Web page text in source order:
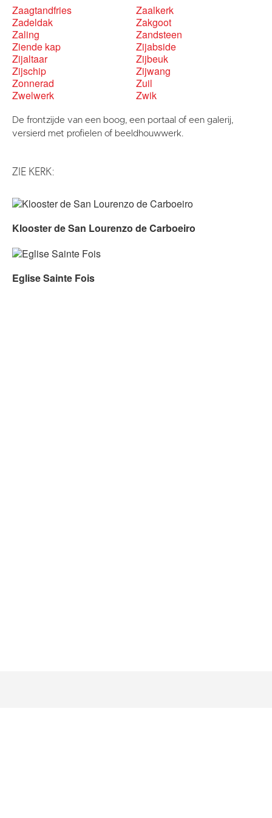
Zaagtandfries
Zaalkerk
Zadeldak
Zakgoot
Zaling
Zandsteen
Ziende kap
Zijabside
Zijaltaar
Zijbeuk
Zijschip
Zijwang
Zonnerad
Zuil
Zwelwerk
Zwik
De frontzijde van een boog, een portaal of een galerij,
versierd met profielen of beeldhouwwerk.
ZIE KERK:
Klooster de San Lourenzo de Carboeiro
Eglise Sainte Fois